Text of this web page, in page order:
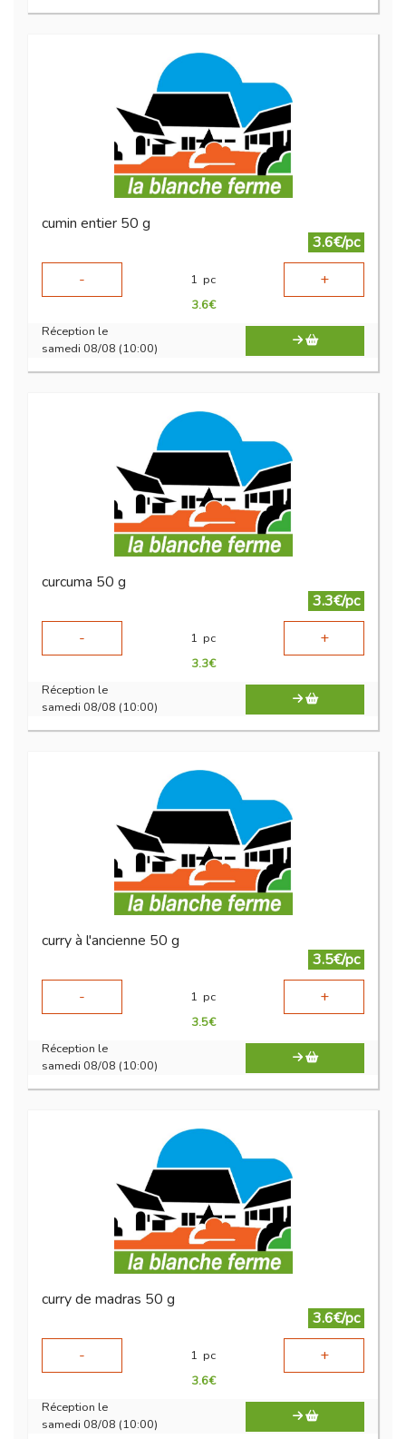
cumin entier 50 g
3.6€/pc
-
1 pc +
3.6€
Réception le
samedi 08/08 (10:00)
curcuma 50 g
3.3€/pc
-
1 pc +
3.3€
Réception le
samedi 08/08 (10:00)
curry à l'ancienne 50 g
3.5€/pc
-
1 pc +
3.5€
Réception le
samedi 08/08 (10:00)
curry de madras 50 g
3.6€/pc
-
1 pc +
3.6€
Réception le
samedi 08/08 (10:00)